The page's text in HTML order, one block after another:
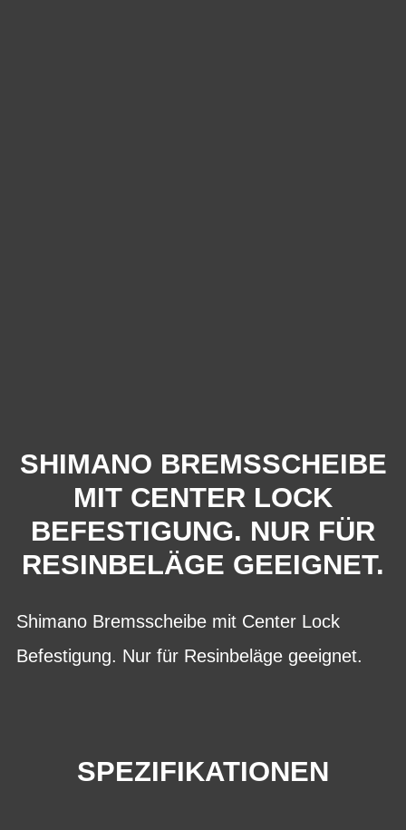
SHIMANO BREMSSCHEIBE
MIT CENTER LOCK
BEFESTIGUNG. NUR FÜR
RESINBELÄGE GEEIGNET.
Shimano Bremsscheibe mit Center Lock
Befestigung. Nur für Resinbeläge geeignet.
SPEZIFIKATIONEN